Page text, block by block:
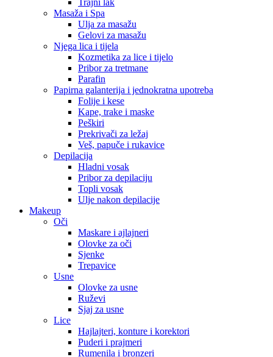
Trajni lak
Masaža i Spa
Ulja za masažu
Gelovi za masažu
Njega lica i tijela
Kozmetika za lice i tijelo
Pribor za tretmane
Parafin
Papirna galanterija i jednokratna upotreba
Folije i kese
Kape, trake i maske
Peškiri
Prekrivači za ležaj
Veš, papuče i rukavice
Depilacija
Hladni vosak
Pribor za depilaciju
Topli vosak
Ulje nakon depilacije
Makeup
Oči
Maskare i ajlajneri
Olovke za oči
Sjenke
Trepavice
Usne
Olovke za usne
Ruževi
Sjaj za usne
Lice
Hajlajteri, konture i korektori
Puderi i prajmeri
Rumenila i bronzeri